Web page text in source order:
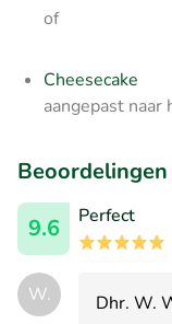
of
Cheesecake
aangepast naar
Beoordelingen
9.6
Perfect
W.
Dhr. W.